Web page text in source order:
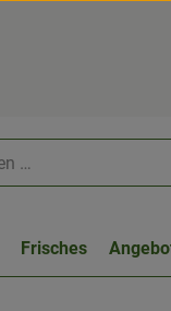
Frisches